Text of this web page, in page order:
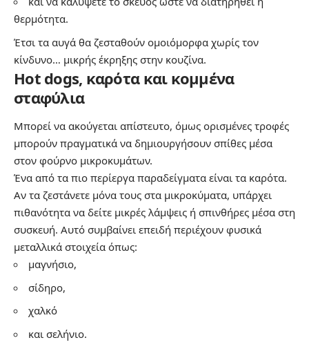
θερμότητα.
Έτσι τα αυγά θα ζεσταθούν ομοιόμορφα χωρίς τον
κίνδυνο… μικρής έκρηξης στην κουζίνα.
Hot dogs, καρότα και κομμένα
σταφύλια
Μπορεί να ακούγεται απίστευτο, όμως ορισμένες τροφές
μπορούν πραγματικά να δημιουργήσουν σπίθες μέσα
στον φούρνο μικροκυμάτων.
Ένα από τα πιο περίεργα παραδείγματα είναι τα καρότα.
Αν τα ζεστάνετε μόνα τους στα μικροκύματα, υπάρχει
πιθανότητα να δείτε μικρές λάμψεις ή σπινθήρες μέσα στη
συσκευή. Αυτό συμβαίνει επειδή περιέχουν φυσικά
μεταλλικά στοιχεία όπως:
μαγνήσιο,
σίδηρο,
χαλκό
και σελήνιο.